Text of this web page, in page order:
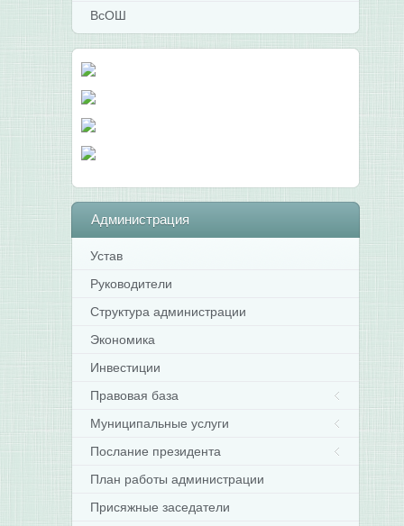
ВсОШ
Администрация
Устав
Руководители
Структура администрации
Экономика
Инвестиции
Правовая база
Муниципальные услуги
Послание президента
План работы администрации
Присяжные заседатели